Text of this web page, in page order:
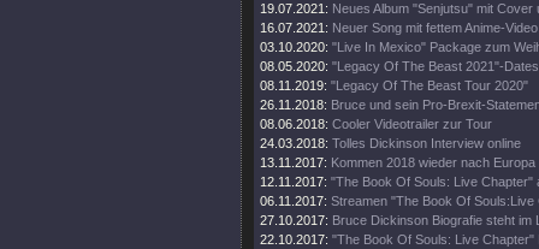
19.07.2021: Neues Album "Senjutsu" mit Cover
16.07.2021: Neuer Song mit fettem Anime-Video
03.10.2020: "Live In Mexico" Package zum
08.05.2020: "Legacy Of The Beast 2021"-Dates
08.11.2019: "Legacy Of The Beast Tour 2020"
26.11.2018: Bruce und sein Pro-Brexit-
08.06.2018: Cooler Videotrailer zur Tour
24.03.2018: Tolles Dickinson Interview online
13.11.2017: Kommen 2018 wieder nach Europa
12.11.2017: "The Book Of Souls: Live Chapter"
06.11.2017: Streamen "The Book Of Souls:Live
27.10.2017: Bruce Dickinson Biografie steht im
22.10.2017: "The Book Of Souls: Live Chapter"